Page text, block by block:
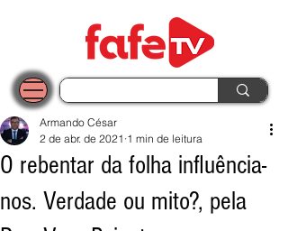
O rebentar da folha influência-
nos. Verdade ou mito?, pela
Armando César
2 de abr. de 2021 1 min de leitura